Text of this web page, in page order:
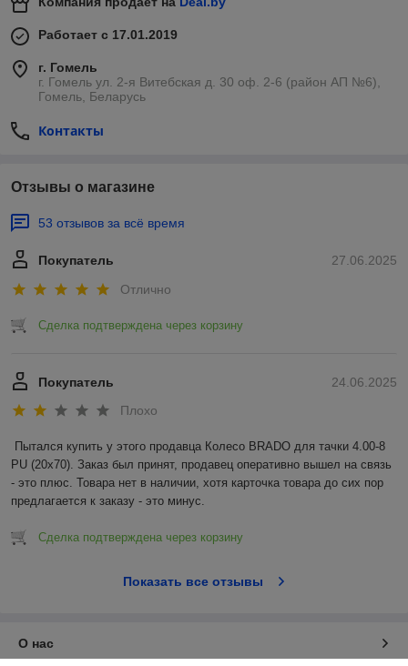
Работает с 17.01.2019
г. Гомель
г. Гомель ул. 2-я Витебская д. 30 оф. 2-6 (район АП №6),
Гомель, Беларусь
Контакты
Отзывы о магазине
53 отзывов за всё время
27.06.2025
Покупатель
Отлично
Сделка подтверждена через корзину
24.06.2025
Покупатель
Плохо
Пытался купить у этого продавца Колесо BRADO для тачки 4.00-8
PU (20x70). Заказ был принят, продавец оперативно вышел на связь
- это плюс. Товара нет в наличии, хотя карточка товара до сих пор
предлагается к заказу - это минус.
Сделка подтверждена через корзину
Показать все отзывы
О нас